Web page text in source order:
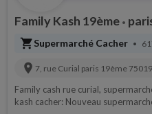
Family Kash 19ème •
shopping_cartSupermarché Cacher •
location_on 7, rue Curial paris 19ème 75019
Family cash rue curial,